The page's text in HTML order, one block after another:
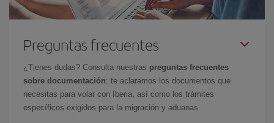
Preguntas frecuentes
¿Tienes dudas? Consulta nuestras preguntas frecuentes
sobre documentación: te aclaramos los documentos que
necesitas para volar con Iberia, así como los trámites
específicos exigidos para la migración y aduanas.